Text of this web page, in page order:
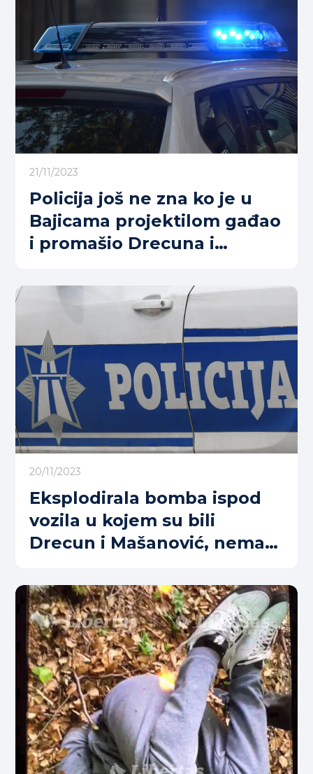
21/11/2023
Policija još ne zna ko je u
Bajicama projektilom gađao
i promašio Drecuna i
20/11/2023
Eksplodirala bomba ispod
vozila u kojem su bili
Drecun i Mašanović, nema